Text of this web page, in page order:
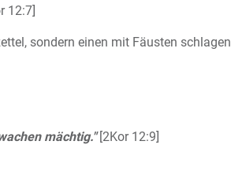
12:7]
sondern einen mit Fäusten
mächtig."[2Kor 12:9]